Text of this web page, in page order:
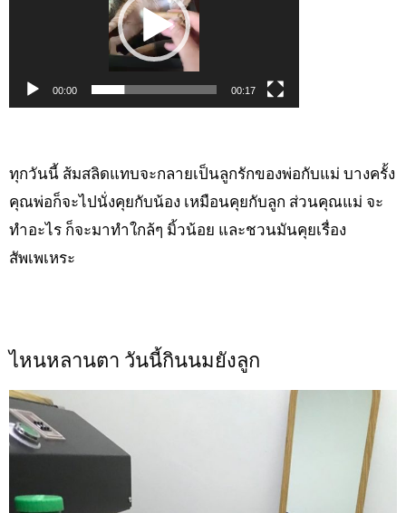
00:00 00:17
ทุกวันนี้ ส้มสลิดแทบจะกลายเป็นลูกรักของพ่อกับแม่ บางครั้ง
คุณพ่อก็จะไปนั่งคุยกับน้อง เหมือนคุยกับลูก ส่วนคุณแม่ จะ
ทำอะไร ก็จะมาทำใกล้ๆ มิ้วน้อย และชวนมันคุยเรื่อง
สัพเพเหระ
ไหนหลานตา วันนี้กินนมยังลูก